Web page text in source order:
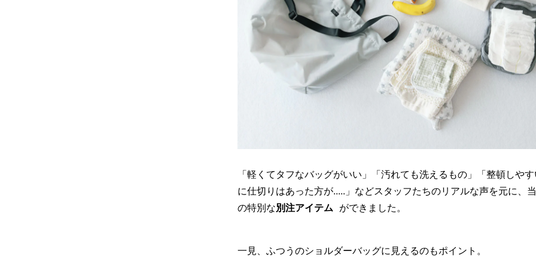
「軽くてタフなバッグがいい」「汚れても洗えるもの」「整頓しや
に仕切りはあった方が.....」などスタッフたちのリアルな声を元に、
の特別な別注アイテム ができました。
一見、ふつうのショルダーバッグに見えるのもポイント。